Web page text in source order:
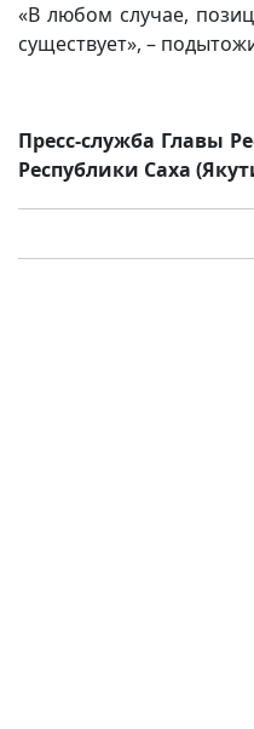
«В любом случае,
существует», –
Пресс-служба Главы
Республики Саха